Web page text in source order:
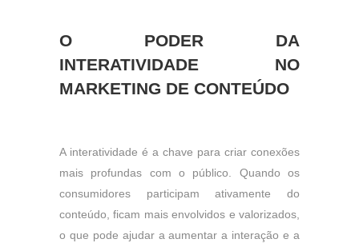
O PODER DA
INTERATIVIDADE NO
MARKETING DE CONTEÚDO
A interatividade é a chave para criar conexões
mais profundas com o público. Quando os
consumidores participam ativamente do
conteúdo, ficam mais envolvidos e valorizados,
o que pode ajudar a aumentar a interação e a